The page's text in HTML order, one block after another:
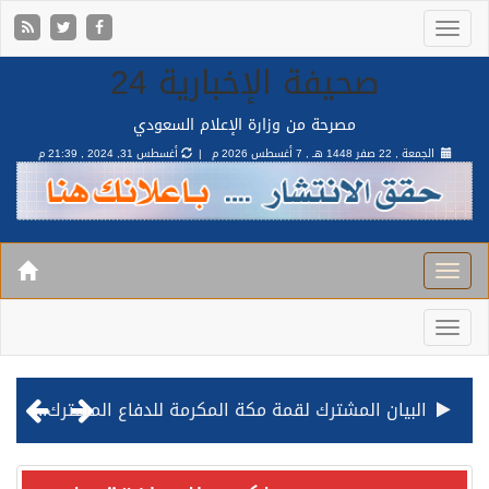
صحيفة الإخبارية 24
مصرحة من وزارة الإعلام السعودي
الجمعة , 22 صفر 1448 هـ , 7 أغسطس 2026 م | أغسطس 31, 2024 , 21:39 م
البيان المشترك لقمة مكة المكرمة للدفاع المشترك بين المملكة وتركيا وباكستان
قيادة القوات المشتركة للتحالف: نفذنا عملية رد عسكري متناسبة لأهداف عسكرية مشروعة تابعة للمليشيا الحوثية الإرهابية في محافظة الحديدة